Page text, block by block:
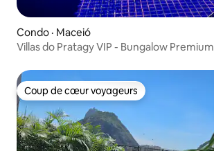
Condo · Maceió
Villas do Pratagy VIP - Bungalow Premium
Coup de cœur voyageurs
Coup de cœur voyageurs